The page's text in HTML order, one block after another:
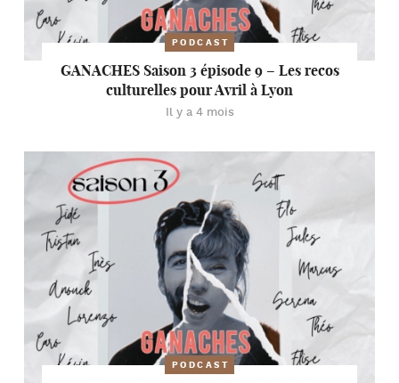
PODCAST
GANACHES Saison 3 épisode 9 – Les recos
culturelles pour Avril à Lyon
Il y a 4 mois
PODCAST